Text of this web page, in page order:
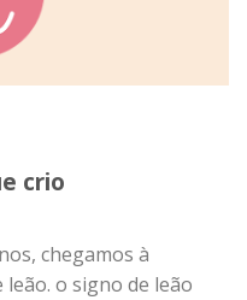
crio
chegamos à
o signo de leão